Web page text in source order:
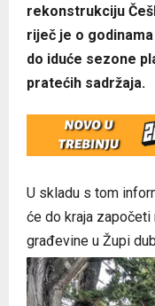
rekonstrukciju
riječ je o
do iduće sezone
pratećih sadržaja.
U skladu s tom
će do kraja
građevine u Župi